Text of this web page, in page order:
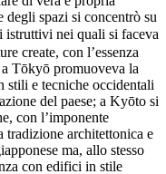
degli spazi si concentrò su
nei quali si faceva
create, con l’essenza
Tōkyō promuoveva la
stili e tecniche occidentali
del paese; a Kyōto si
con l’imponente
architettonica e
ma, allo stesso
con edifici in stile